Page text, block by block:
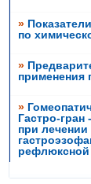
»
по
»
применения
»
Гастро-
при
рефлюксной